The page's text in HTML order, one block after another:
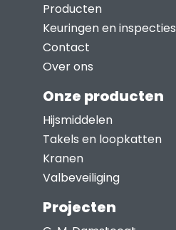
Producten
Keuringen en inspecties
Contact
Over ons
Onze producten
Hijsmiddelen
Takels en loopkatten
Kranen
Valbeveiliging
Projecten